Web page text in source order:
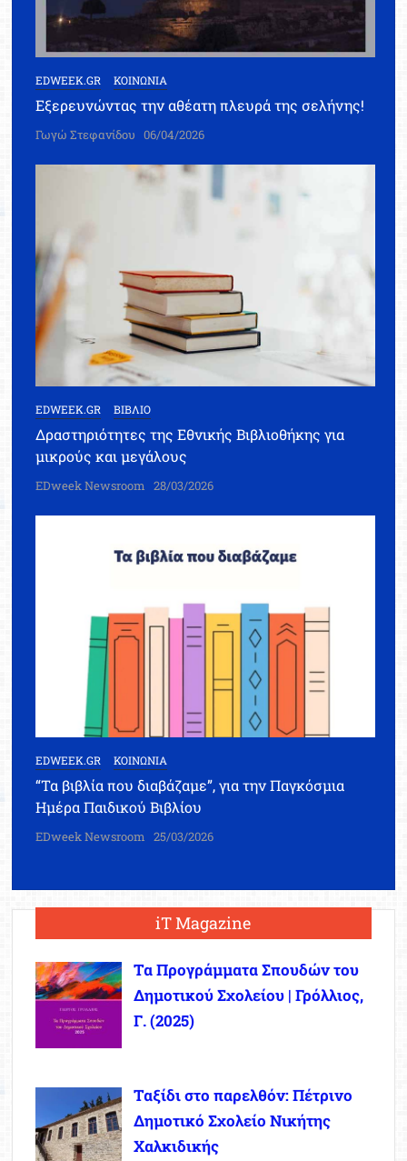
EDWEEK.GR ΚΟΙΝΩΝΙΑ
Εξερευνώντας την αθέατη πλευρά της σελήνης!
Γωγώ Στεφανίδου 06/04/2026
EDWEEK.GR ΒΙΒΛΙΟ
Δραστηριότητες της Εθνικής Βιβλιοθήκης για
μικρούς και μεγάλους
EDweek Newsroom 28/03/2026
EDWEEK.GR ΚΟΙΝΩΝΙΑ
“Τα βιβλία που διαβάζαμε”, για την Παγκόσμια
Ημέρα Παιδικού Βιβλίου
EDweek Newsroom 25/03/2026
iT Magazine
Τα Προγράμματα Σπουδών του
Δημοτικού Σχολείου | Γρόλλιος,
Γ. (2025)
Ταξίδι στο παρελθόν: Πέτρινο
Δημοτικό Σχολείο Νικήτης
Χαλκιδικής